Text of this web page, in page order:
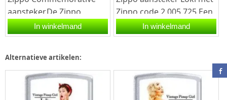
aansteker.De Zippo
Commemorative
aansteker heeft een
afwerking...
In winkelmand
Zippo code 2.005.725.Een
Zippo aansteker is een
kwalitatief...
In winkelmand
Alternatieve artikelen: